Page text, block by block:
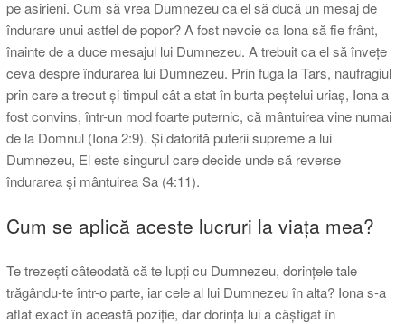
pe asirieni. Cum să vrea Dumnezeu ca el să ducă un mesaj de
îndurare unui astfel de popor? A fost nevoie ca Iona să fie frânt,
înainte de a duce mesajul lui Dumnezeu. A trebuit ca el să învețe
ceva despre îndurarea lui Dumnezeu. Prin fuga la Tars, naufragiul
prin care a trecut și timpul cât a stat în burta peștelui uriaș, Iona a
fost convins, într-un mod foarte puternic, că mântuirea vine numai
de la Domnul (Iona 2:9). Și datorită puterii supreme a lui
Dumnezeu, El este singurul care decide unde să reverse
îndurarea și mântuirea Sa (4:11).
Cum se aplică aceste lucruri la viața mea?
Te trezești câteodată că te lupți cu Dumnezeu, dorințele tale
trăgându-te într-o parte, iar cele al lui Dumnezeu în alta? Iona s-a
aflat exact în această poziție, dar dorința lui a câștigat în